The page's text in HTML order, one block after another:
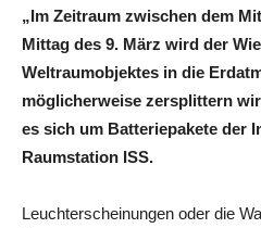
„Im Zeitraum zwischen dem
Mittag des 9. März wird der
Weltraumobjektes in die
möglicherweise zersplittern
es sich um Batteriepakete der
Raumstation ISS.
Leuchterscheinungen oder die